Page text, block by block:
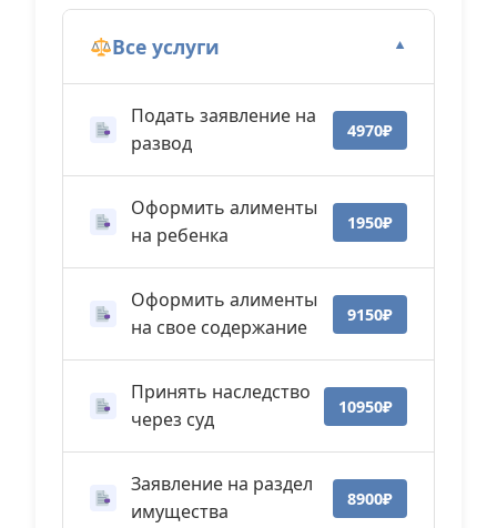
Все услуги ▼
Подать заявление на
развод
4970₽
Оформить алименты
на ребенка
1950₽
Оформить алименты
на свое содержание
9150₽
Принять наследство
через суд
10950₽
Заявление на раздел
имущества
8900₽